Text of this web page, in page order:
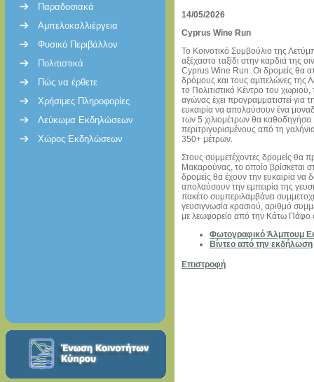
Παραδοσιακά
Αμπελοκαλλιέργεια
Φυσικό Περιβάλλον
Πολιτιστικά
Πώς να έρθετε
Χρήσιμες Πληροφορίες
Λεύκωμα Εκδηλώσεων
Χώρος Εκδηλώσεων
14/05/2026
Cyprus Wine Run
Το Κοινοτικό Συμβούλιο της
αξέχαστο ταξίδι στην καρδιά της
Cyprus Wine Run. Οι δρομείς θα
δρόμους και τους αμπελώνες της
το Πολιτιστικό Κέντρο του
αγώνας έχει προγραμματιστεί για
ευκαιρία να απολαύσουν ένα
των 5 χιλιομέτρων θα
περιτριγυρισμένους από τη
350+ μέτρων.
Στους συμμετέχοντες δρομείς θα
Μακαρούνας, το οποίο βρίσκεται
δρομείς θα έχουν την ευκαιρία να
απολαύσουν την εμπειρία της
πακέτο συμπεριλαμβάνει
γευσιγνωσία κρασιού, αριθμό
με λεωφορείο από την Κάτω Πάφο
Φωτογραφικό Άλμπουμ
Βίντεο από την εκδήλωση
Επιστροφή